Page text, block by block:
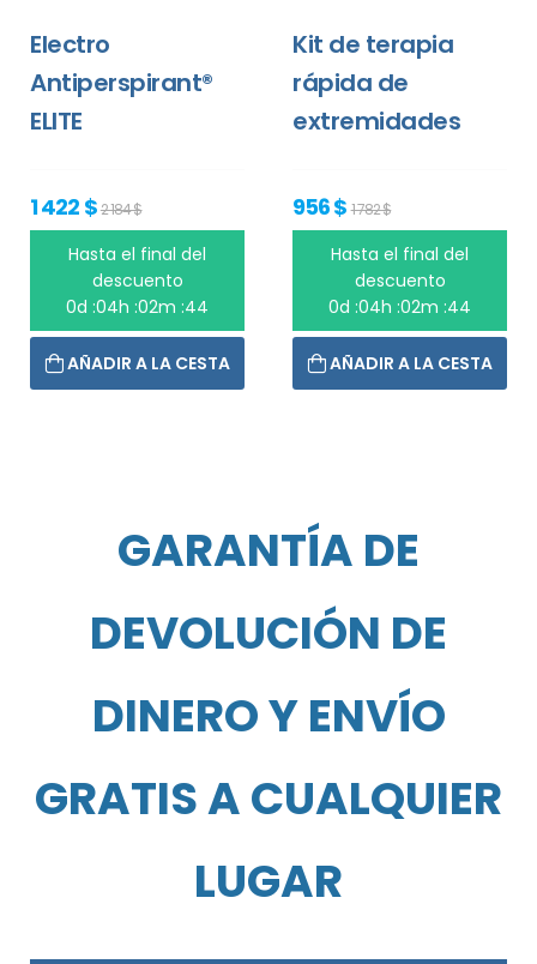
Electro
Antiperspirant®
ELITE
1 422 $2 184 $
Hasta el final del
descuento
0d :04h :02m :44
AÑADIR A LA CESTA
Kit de terapia
rápida de
extremidades
956 $1 782 $
Hasta el final del
descuento
0d :04h :02m :44
AÑADIR A LA CESTA
GARANTÍA DE
DEVOLUCIÓN DE
DINERO Y ENVÍO
GRATIS A CUALQUIER
LUGAR